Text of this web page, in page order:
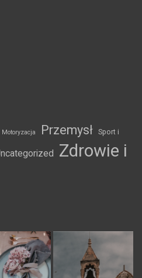
Motoryzacja Przemysł Sport i
Zdrowie i